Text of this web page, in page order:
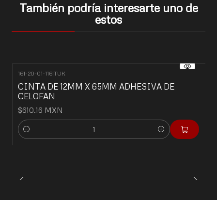
También podría interesarte uno de
estos
161-20-01-116|TUK
CINTA DE 12MM X 65MM ADHESIVA DE
CELOFAN
$610.16 MXN
Cantidad